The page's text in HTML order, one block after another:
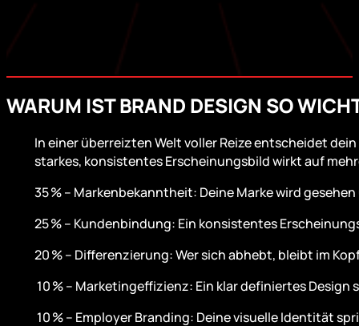
WARUM IST BRAND DESIGN SO
In einer überreizten Welt voller Reize entscheidet
starkes, konsistentes Erscheinungsbild wirkt auf
35 % – Markenbekanntheit: Deine Marke wird
25 % – Kundenbindung: Ein konsistentes
20 % – Differenzierung: Wer sich abhebt, bleibt im
10 % – Marketingeffizienz: Ein klar definiertes
10 % – Employer Branding: Deine visuelle Identität